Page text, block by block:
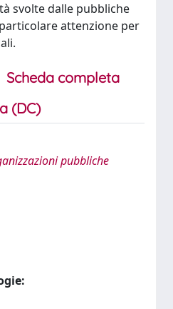
svolte dalle pubbliche
attenzione per
Scheda completa
(DC)
pubbliche